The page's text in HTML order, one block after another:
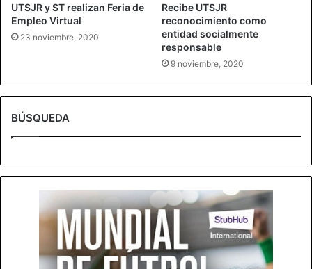
UTSJR y ST realizan Feria de
Empleo Virtual
23 noviembre, 2020
Recibe UTSJR
reconocimiento como
entidad socialmente
responsable
9 noviembre, 2020
BÚSQUEDA